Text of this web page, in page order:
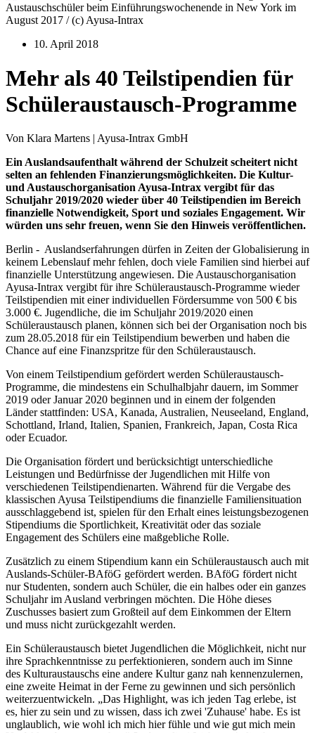
Austauschschüler beim Einführungswochenende in New York im
August 2017 / (c) Ayusa-Intrax
10. April 2018
Mehr als 40 Teilstipendien für
Schüleraustausch-Programme
Von Klara Martens | Ayusa-Intrax GmbH
Ein Auslandsaufenthalt während der Schulzeit scheitert nicht
selten an fehlenden Finanzierungsmöglichkeiten. Die Kultur-
und Austauschorganisation Ayusa-Intrax vergibt für das
Schuljahr 2019/2020 wieder über 40 Teilstipendien im Bereich
finanzielle Notwendigkeit, Sport und soziales Engagement. Wir
würden uns sehr freuen, wenn Sie den Hinweis veröffentlichen.
Berlin - Auslandserfahrungen dürfen in Zeiten der Globalisierung in
keinem Lebenslauf mehr fehlen, doch viele Familien sind hierbei auf
finanzielle Unterstützung angewiesen. Die Austauschorganisation
Ayusa-Intrax vergibt für ihre Schüleraustausch-Programme wieder
Teilstipendien mit einer individuellen Fördersumme von 500 € bis
3.000 €. Jugendliche, die im Schuljahr 2019/2020 einen
Schüleraustausch planen, können sich bei der Organisation noch bis
zum 28.05.2018 für ein Teilstipendium bewerben und haben die
Chance auf eine Finanzspritze für den Schüleraustausch.
Von einem Teilstipendium gefördert werden Schüleraustausch-
Programme, die mindestens ein Schulhalbjahr dauern, im Sommer
2019 oder Januar 2020 beginnen und in einem der folgenden
Länder stattfinden: USA, Kanada, Australien, Neuseeland, England,
Schottland, Irland, Italien, Spanien, Frankreich, Japan, Costa Rica
oder Ecuador.
Die Organisation fördert und berücksichtigt unterschiedliche
Leistungen und Bedürfnisse der Jugendlichen mit Hilfe von
verschiedenen Teilstipendienarten. Während für die Vergabe des
klassischen Ayusa Teilstipendiums die finanzielle Familiensituation
ausschlaggebend ist, spielen für den Erhalt eines leistungsbezogenen
Stipendiums die Sportlichkeit, Kreativität oder das soziale
Engagement des Schülers eine maßgebliche Rolle.
Zusätzlich zu einem Stipendium kann ein Schüleraustausch auch mit
Auslands-Schüler-BAföG gefördert werden. BAföG fördert nicht
nur Studenten, sondern auch Schüler, die ein halbes oder ein ganzes
Schuljahr im Ausland verbringen möchten. Die Höhe dieses
Zuschusses basiert zum Großteil auf dem Einkommen der Eltern
und muss nicht zurückgezahlt werden.
Ein Schüleraustausch bietet Jugendlichen die Möglichkeit, nicht nur
ihre Sprachkenntnisse zu perfektionieren, sondern auch im Sinne
des Kulturaustauschs eine andere Kultur ganz nah kennenzulernen,
eine zweite Heimat in der Ferne zu gewinnen und sich persönlich
weiterzuentwickeln. „Das Highlight, was ich jeden Tag erlebe, ist
es, hier zu sein und zu wissen, dass ich zwei 'Zuhause' habe. Es ist
unglaublich, wie wohl ich mich hier fühle und wie gut mich mein